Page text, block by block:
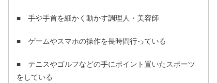
■ 手や手首を細かく動かす調理人・美容師
■ ゲームやスマホの操作を長時間行っている
■ テニスやゴルフなどの手にポイント置いたスポーツ
をしている